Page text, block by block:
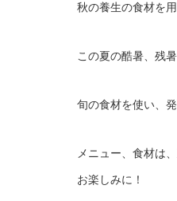
秋の養生の食材を
この夏の酷暑、残
旬の食材を使い、
メニュー、食材は
お楽しみに！